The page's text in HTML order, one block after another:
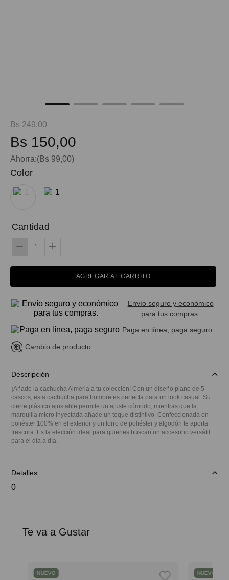
Bs 249,00
Bs 150,00
Ahorra:(Bs 99,00)
Color
Cantidad
AGREGAR AL CARRITO
Envío seguro y económico
para tus compras.
Paga en línea, paga seguro
Cambio de producto
Descripción
¡Añade la cachucha Almeria a tu colección! Con un diseño plano de 5
cascos, esta cachucha para hombre es perfecta para un look casual. Su
cierre plástico ajustable permite un ajuste cómodo, mientras que la
marquilla micro inyectada añade un toque distintivo. Confeccionada en
poliéster 100% en el exterior y un forro de poliéster y algodón te aporta
frescura. Es la elección ideal para quienes buscan un accesorio versátil
para el día a día.
Detalles
0
Te va a Gustar
NUEVO NUEVO